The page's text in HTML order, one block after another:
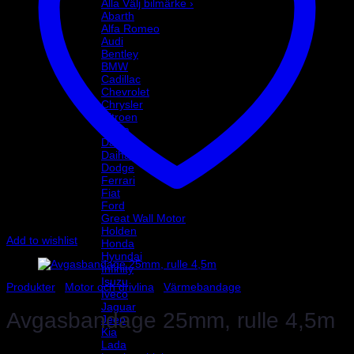
Alla Välj bilmärke ›
Abarth
Alfa Romeo
Audi
Bentley
BMW
Cadillac
Chevrolet
Chrysler
Citroen
Dacia
Daewoo
Daihatsu
Dodge
Ferrari
Fiat
Ford
Great Wall Motor
Holden
Honda
Hyundai
Infinity
Isuzu
Iveco
Jaguar
Jeep
Kia
Lada
Add to wishlist
Produkter Motor och drivlina Värmebandage
Avgasbandage 25mm, rulle 4,5m